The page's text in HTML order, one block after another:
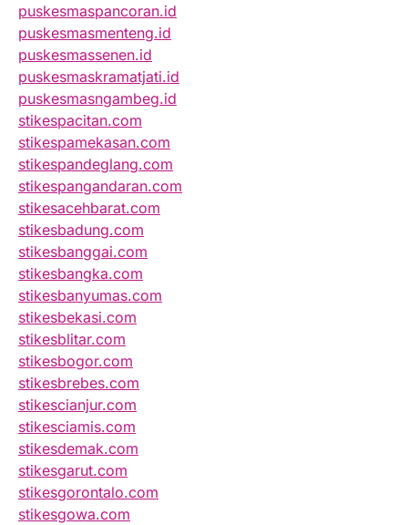
puskesmaspancoran.id
puskesmasmenteng.id
puskesmassenen.id
puskesmaskramatjati.id
puskesmasngambeg.id
stikespacitan.com
stikespamekasan.com
stikespandeglang.com
stikespangandaran.com
stikesacehbarat.com
stikesbadung.com
stikesbanggai.com
stikesbangka.com
stikesbanyumas.com
stikesbekasi.com
stikesblitar.com
stikesbogor.com
stikesbrebes.com
stikescianjur.com
stikesciamis.com
stikesdemak.com
stikesgarut.com
stikesgorontalo.com
stikesgowa.com